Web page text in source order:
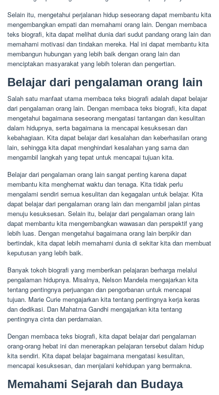
Selain itu, mengetahui perjalanan hidup seseorang dapat membantu kita
mengembangkan empati dan memahami orang lain. Dengan membaca
teks biografi, kita dapat melihat dunia dari sudut pandang orang lain dan
memahami motivasi dan tindakan mereka. Hal ini dapat membantu kita
membangun hubungan yang lebih baik dengan orang lain dan
menciptakan masyarakat yang lebih toleran dan pengertian.
Belajar dari pengalaman orang lain
Salah satu manfaat utama membaca teks biografi adalah dapat belajar
dari pengalaman orang lain. Dengan membaca teks biografi, kita dapat
mengetahui bagaimana seseorang mengatasi tantangan dan kesulitan
dalam hidupnya, serta bagaimana ia mencapai kesuksesan dan
kebahagiaan. Kita dapat belajar dari kesalahan dan keberhasilan orang
lain, sehingga kita dapat menghindari kesalahan yang sama dan
mengambil langkah yang tepat untuk mencapai tujuan kita.
Belajar dari pengalaman orang lain sangat penting karena dapat
membantu kita menghemat waktu dan tenaga. Kita tidak perlu
mengalami sendiri semua kesulitan dan kegagalan untuk belajar. Kita
dapat belajar dari pengalaman orang lain dan mengambil jalan pintas
menuju kesuksesan. Selain itu, belajar dari pengalaman orang lain
dapat membantu kita mengembangkan wawasan dan perspektif yang
lebih luas. Dengan mengetahui bagaimana orang lain berpikir dan
bertindak, kita dapat lebih memahami dunia di sekitar kita dan membuat
keputusan yang lebih baik.
Banyak tokoh biografi yang memberikan pelajaran berharga melalui
pengalaman hidupnya. Misalnya, Nelson Mandela mengajarkan kita
tentang pentingnya perjuangan dan pengorbanan untuk mencapai
tujuan. Marie Curie mengajarkan kita tentang pentingnya kerja keras
dan dedikasi. Dan Mahatma Gandhi mengajarkan kita tentang
pentingnya cinta dan perdamaian.
Dengan membaca teks biografi, kita dapat belajar dari pengalaman
orang-orang hebat ini dan menerapkan pelajaran tersebut dalam hidup
kita sendiri. Kita dapat belajar bagaimana mengatasi kesulitan,
mencapai kesuksesan, dan menjalani kehidupan yang bermakna.
Memahami Sejarah dan Budaya